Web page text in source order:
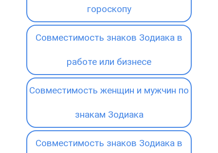
гороскопу
Совместимость знаков Зодиака в
работе или бизнесе
Совместимость женщин и мужчин по
знакам Зодиака
Совместимость знаков Зодиака в